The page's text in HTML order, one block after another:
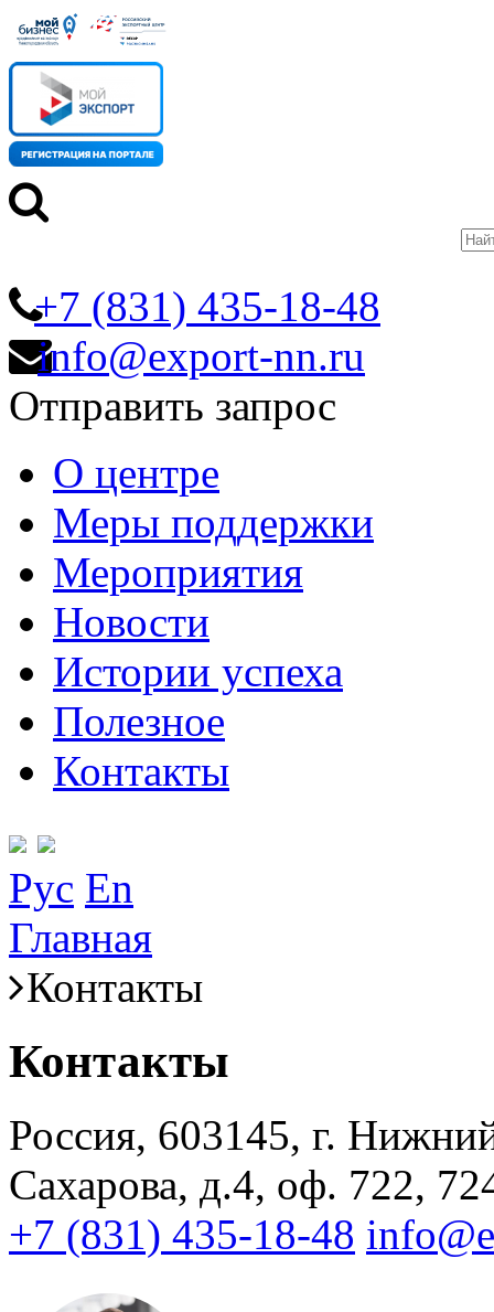
+7 (831) 435-18-48
info@export-nn.ru
Отправить запрос
О центре
Меры поддержки
Мероприятия
Новости
Истории успеха
Полезное
Контакты
Рус En
Главная
Контакты
Контакты
Россия, 603145, г.
Сахарова, д.4, оф. 722,
+7 (831) 435-18-48